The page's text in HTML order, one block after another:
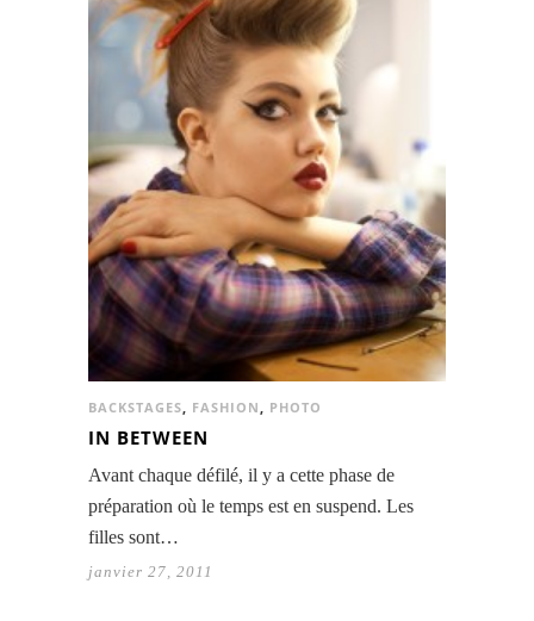
BACKSTAGES, FASHION, PHOTO
IN BETWEEN
Avant chaque défilé, il y a cette phase de
préparation où le temps est en suspend. Les
filles sont…
janvier 27, 2011